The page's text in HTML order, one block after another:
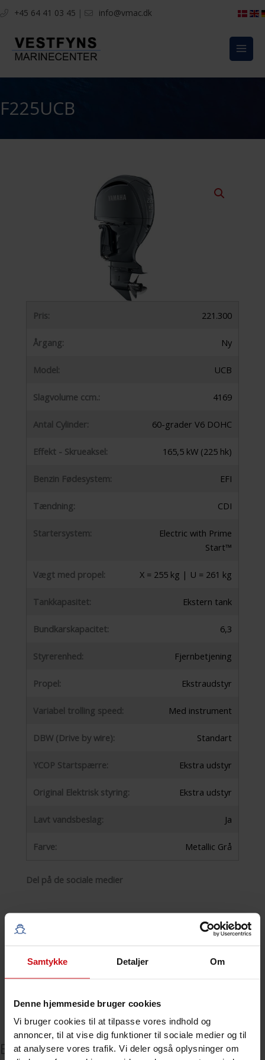
Samtykke Detaljer Om
Denne hjemmeside bruger cookies
Vi bruger cookies til at tilpasse vores indhold og
annoncer, til at vise dig funktioner til sociale medier og til
at analysere vores trafik. Vi deler også oplysninger om
til
indholdet
+45 64 41 03 45 | info@vmac.dk
F225UCB
Pris: 221.300
Årgang: Ny
Model: UCB
Slagvolume ccm.: 4169
Antal Cylinder: 60-grader V6 DOHC
Effekt - Skrueaksel: 165,5 kW (225 hk)
Benzin Fødesystem: EFI
Tændning: CDI
Startersystem:
Electric with Prime
Start™
Vægt med propel: X = 255 kg | U = 261 kg
Tankkapasitet: Ekstern tank
Bundkarskapacitet: 6,3
Styrerenhed: Fjernbetjening
Propel: Ekstraudstyr
Variabel trolling speed: Med instrument
DBW (Drive by wire): Standart
YCOP Startspærre: Ekstra udstyr
Original Elektrisk styring: Ekstra udstyr
Lavt vandsbeslag: Ja
Farve: Metallic Grå
Del på de sociale medier
KONTAKT OS FOR YDERLIGERE INFORMATIONER
Beskrivelse